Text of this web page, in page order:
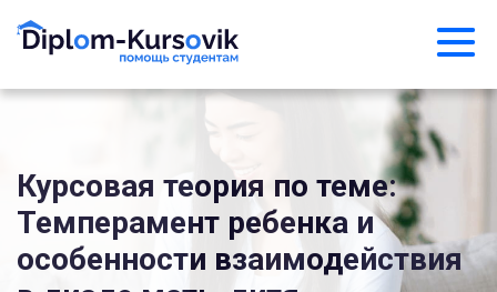
Курсовая теория по теме:
Темперамент ребенка и
особенности взаимодействия